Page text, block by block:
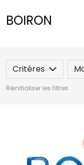
BOIRON
Critères
Réinitialiser les filtres